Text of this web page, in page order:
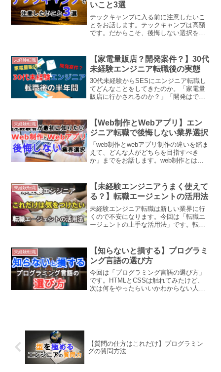
いこと3選
テックキャンプに入る前に注意したいこ
とをお話します。テックキャンプは高額
です。だからこそ、後悔しない選択をす
未経験転職
【家電量販店？開発案件？】30代
未経験エンジニア転職後の実態
30代未経験からSESにエンジニア転職し
てどんなことをしてきたのか。「家電量
販店に行かされるのか？」「開発はでき
ア選びに役立てることができ、選択の幅
が広がります。
未経験転職
【Web制作とWebアプリ】エン
ジニア転職で後悔しない業界選択
「web制作とwebアプリ制作の違いを踏ま
えて、どんな人がどちらを目指すべき
か」までをお話します。web制作とは、
リ制作は、ログイン・画像の保存などの
目に見えない処理が裏側で行われている
ものです。
未経験転職
【未経験エンジニアうまく使えて
る？】転職エージェントの活用法
未経験エンジニア転職は新しい業界に行
くので不安になります。今回は「転職エ
ージェントの上手な活用法」です。転職
界を知らない弱みや自分を知るための客
観的な視点をもたらしてくれるからで
す。
未経験転職
【知らないと損する】プログラミ
ング言語の選び方
今回は「プログラミング言語の選び方」
です。HTMLとCSSは触れてみたけど、
次は何をやったらいいかわからない人向
【質問の仕方はこれだけ】プログラミン
グの質問方法